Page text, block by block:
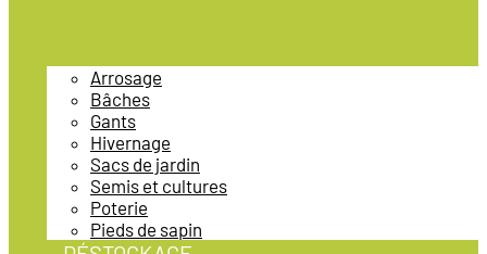
Arrosage
Bâches
Gants
Hivernage
Sacs de jardin
Semis et cultures
Poterie
Pieds de sapin